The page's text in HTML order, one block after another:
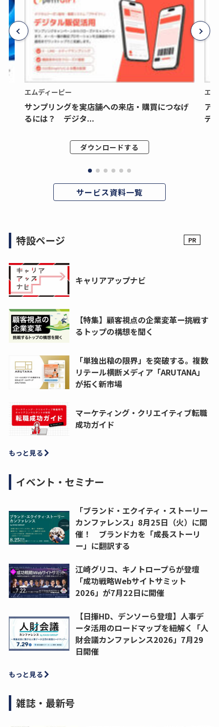
エムディーピー
サンプリングを実店舗への来店・購買につなげ
るには？ デジタ...
ダウンロードする
エ
ア
デ
サービス資料一覧
特設ページ
キャリアアップナビ
【特集】顧客視点の企業変革ー挑戦す
るトップの構想を聞く
「単独出稿の限界」を突破する。複数
リテール横断メディア「ARUTANA」
が拓く新市場
マーケティング・クリエイティブ転職
成功ガイド
もっと見る
イベント・セミナー
「ブランド・エクイティ・ストーリー
カンファレンス」8月25日（火）に開
催！ ブランド力を「成長ストーリ
ー」に翻訳する
江崎グリコ、キノトロープらが登壇
「成功戦略Webサイトサミット
2026」が7月22日に開催
【日揮HD、デンソーら登壇】人事デ
ータ活用のロードマップを紐解く「人
財会議カンファレンス2026」7月29
日開催
もっと見る
雑誌・最新号